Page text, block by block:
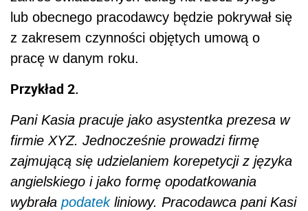
lub obecnego pracodawcy będzie pokrywał się
z zakresem czynności objętych umową o
pracę w danym roku.
Przykład 2.
Pani Kasia pracuje jako asystentka prezesa w
firmie XYZ. Jednocześnie prowadzi firmę
zajmującą się udzielaniem korepetycji z języka
angielskiego i jako formę opodatkowania
wybrała podatekliniowy. Pracodawca pani Kasi